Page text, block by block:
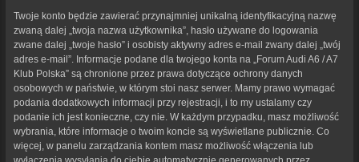
Twoje konto będzie zawierać przynajmniej unikalną identyfikacyjną nazwę
zwaną dalej „twoja nazwa użytkownika”, hasło używane do logowania
zwane dalej „twoje hasło” i osobisty aktywny adres e-mail zwany dalej „twój
adres e-mail”. Informacje podane dla twojego konta na „Forum Audi A6 / A7
Klub Polska” są chronione przez prawa dotyczące ochrony danych
osobowych w państwie, w którym stoi nasz serwer. Mamy prawo wymagać
podania dodatkowych informacji przy rejestracji, i to my ustalamy czy
podanie ich jest konieczne, czy nie. W każdym przypadku, masz możliwość
wybrania, które informacje o twoim koncie są wyświetlane publicznie. Co
więcej, w panelu zarządzania kontem masz możliwość włączenia lub